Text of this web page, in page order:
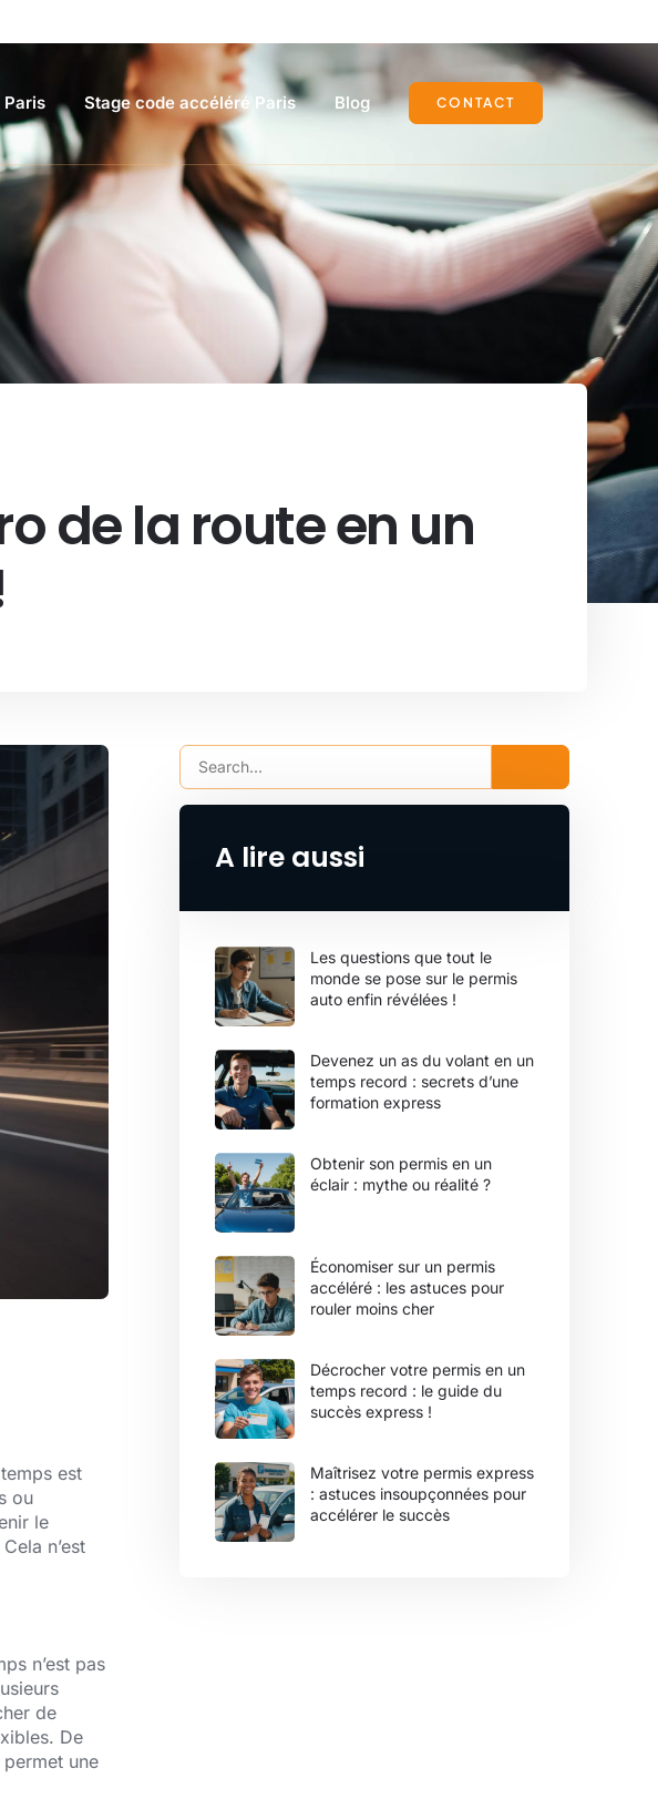
Stage code accéléré Paris Blog CONTACT
de la route en un
est
ou
le
n’est
n’est pas
de
De
une
A lire aussi
Les questions que tout le
monde se pose sur le permis
auto enfin révélées !
Devenez un as du volant en un
temps record : secrets d’une
formation express
Obtenir son permis en un
éclair : mythe ou réalité ?
Économiser sur un permis
accéléré : les astuces pour
rouler moins cher
Décrocher votre permis en un
temps record : le guide du
succès express !
Maîtrisez votre permis express
: astuces insoupçonnées pour
accélérer le succès